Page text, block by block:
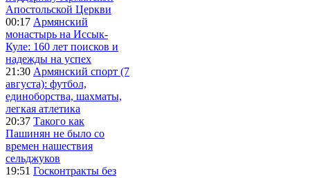
Апостольской Церкви
00:17 Армянский
монастырь на Иссык-
Куле: 160 лет поисков и
надежды на успех
21:30 Армянский спорт (7
августа): футбол,
единоборства, шахматы,
легкая атлетика
20:37 Такого как
Пашинян не было со
времен нашествия
сельджуков
19:51 Госконтракты без